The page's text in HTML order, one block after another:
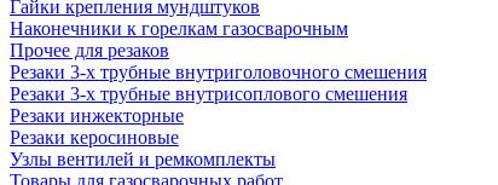
Гайки крепления мундштуков
Наконечники к горелкам газосварочным
Прочее для резаков
Резаки 3-х трубные внутриголовочного смешения
Резаки 3-х трубные внутрисоплового смешения
Резаки инжекторные
Резаки керосиновые
Узлы вентилей и ремкомплекты
Товары для газосварочных работ